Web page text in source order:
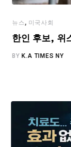
뉴스, 미국사회
한인 후보, 위
BY K.A TIMES NY